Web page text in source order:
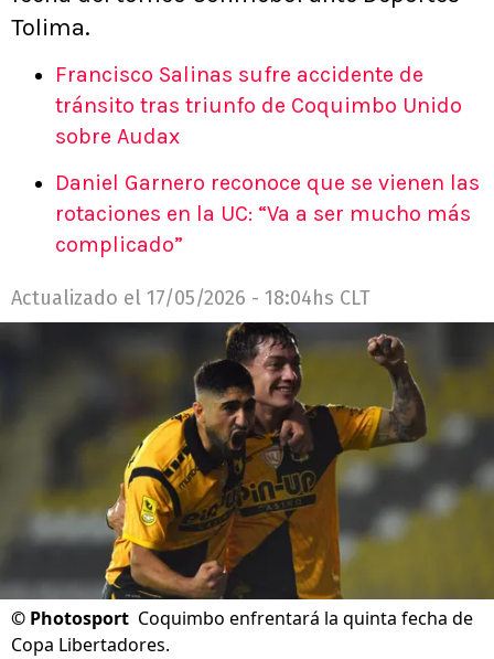
Tolima.
Francisco Salinas sufre accidente de
tránsito tras triunfo de Coquimbo Unido
sobre Audax
Daniel Garnero reconoce que se vienen las
rotaciones en la UC: “Va a ser mucho más
complicado”
Actualizado el 17/05/2026 - 18:04hs CLT
© Photosport Coquimbo enfrentará la quinta fecha de
Copa Libertadores.